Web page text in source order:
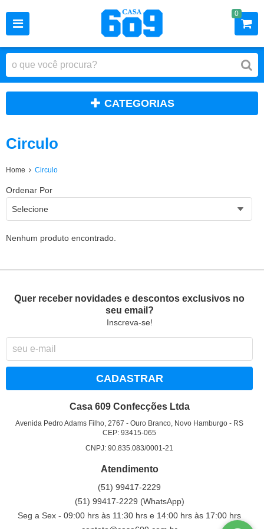
0
CATEGORIAS
Circulo
Home Circulo
Ordenar Por
Selecione
Nenhum produto encontrado.
Quer receber novidades e descontos exclusivos no
seu email?
Inscreva-se!
CADASTRAR
Casa 609 Confecções Ltda
Avenida Pedro Adams Filho, 2767 -Ouro Branco, Novo Hamburgo - RS
CEP: 93415-065
CNPJ: 90.835.083/0001-21
Atendimento
(51) 99417-2229
(51) 99417-2229 (WhatsApp)
Seg a Sex - 09:00 hrs às 11:30 hrs e 14:00 hrs às 17:00 hrs